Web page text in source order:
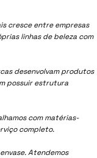
cresce entre empresas
linhas de beleza com
desenvolvam produtos
possuir estrutura
com matérias-
completo.
Atendemos